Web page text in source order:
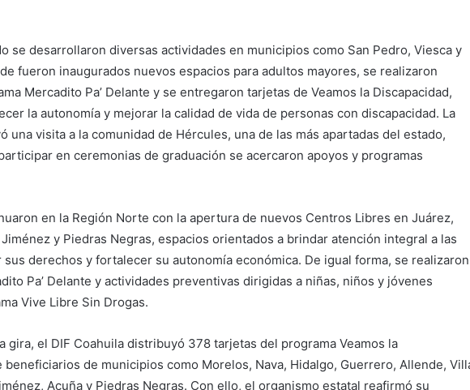
se desarrollaron diversas actividades en municipios como San Pedro, Viesca y
fueron inaugurados nuevos espacios para adultos mayores, se realizaron
Mercadito Pa’ Delante y se entregaron tarjetas de Veamos la Discapacidad,
la autonomía y mejorar la calidad de vida de personas con discapacidad. La
una visita a la comunidad de Hércules, una de las más apartadas del estado,
en ceremonias de graduación se acercaron apoyos y programas
en la Región Norte con la apertura de nuevos Centros Libres en Juárez,
y Piedras Negras, espacios orientados a brindar atención integral a las
derechos y fortalecer su autonomía económica. De igual forma, se realizaron
Pa’ Delante y actividades preventivas dirigidas a niñas, niños y jóvenes
Vive Libre Sin Drogas.
gira, el DIF Coahuila distribuyó 378 tarjetas del programa Veamos la
beneficiarios de municipios como Morelos, Nava, Hidalgo, Guerrero, Allende,
Acuña y Piedras Negras. Con ello, el organismo estatal reafirmó su